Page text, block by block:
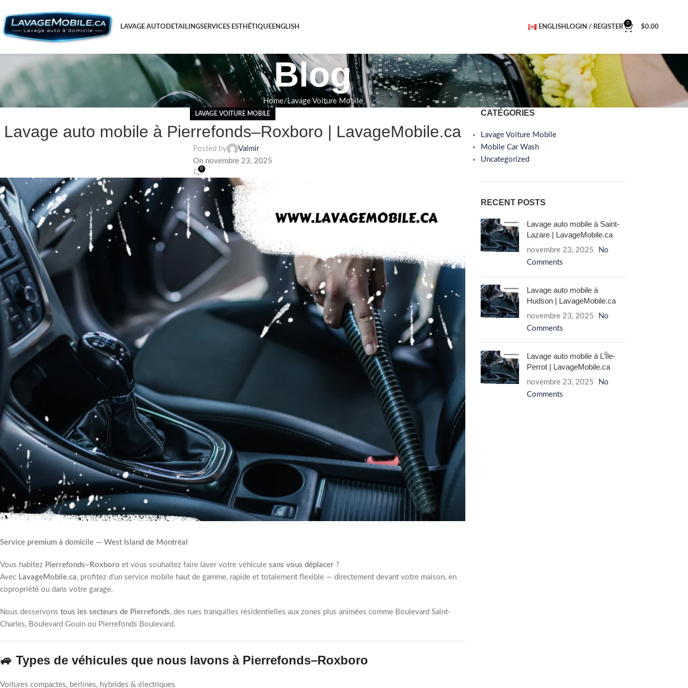
LAVAGE AUTO DETAILINGSERVICES ESTHÉTIQUEENGLISH ENGLISH LOGIN / REGISTER
0
$0.00
Blog
Home Lavage Voiture Mobile
LAVAGE VOITURE MOBILE
Lavage auto mobile à Pierrefonds–Roxboro | LavageMobile.ca
Posted by
Valmir
On novembre 23, 2025
0
Service premium à domicile — West Island de Montréal
Vous habitez Pierrefonds–Roxboro et vous souhaitez faire laver votre véhicule sans vous déplacer ?
Avec LavageMobile.ca, profitez d’un service mobile haut de gamme, rapide et totalement flexible — directement devant votre maison, en
copropriété ou dans votre garage.
Nous desservons tous les secteurs de Pierrefonds, des rues tranquilles résidentielles aux zones plus animées comme Boulevard Saint-
Charles, Boulevard Gouin ou Pierrefonds Boulevard.
🚙 Types de véhicules que nous lavons à Pierrefonds–Roxboro
Voitures compactes, berlines, hybrides & électriques
CATÉGORIES
Lavage Voiture Mobile
Mobile Car Wash
Uncategorized
RECENT POSTS
Lavage auto mobile à Saint-
Lazare | LavageMobile.ca
novembre 23, 2025
No
Comments
Lavage auto mobile à
Hudson | LavageMobile.ca
novembre 23, 2025
No
Comments
Lavage auto mobile à L’Île-
Perrot | LavageMobile.ca
novembre 23, 2025
No
Comments